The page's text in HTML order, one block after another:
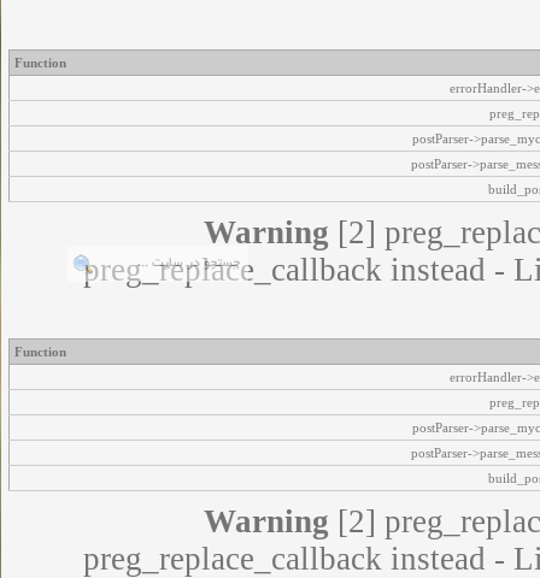
Function
errorHandler-
postParser-
postParser-
Warning [2]
preg_replace_callback instead -
Function
errorHandler-
postParser-
postParser-
Warning [2]
preg_replace_callback instead -